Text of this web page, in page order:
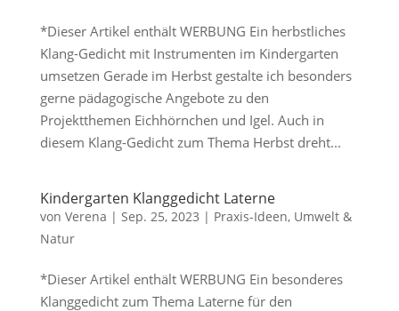
*Dieser Artikel enthält WERBUNG Ein herbstliches
Klang-Gedicht mit Instrumenten im Kindergarten
umsetzen Gerade im Herbst gestalte ich besonders
gerne pädagogische Angebote zu den
Projektthemen Eichhörnchen und Igel. Auch in
diesem Klang-Gedicht zum Thema Herbst dreht...
Kindergarten Klanggedicht Laterne
von Verena | Sep. 25, 2023 | Praxis-Ideen, Umwelt &
Natur
*Dieser Artikel enthält WERBUNG Ein besonderes
Klanggedicht zum Thema Laterne für den